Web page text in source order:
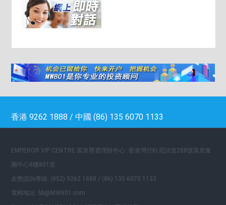
香港 9262 1888 / 中國 (86) 135 6070 1133
EMPEROR VIP CENTRE 英皇尊貴理財中心: 香港灣仔軒尼詩道288號英皇集
團中心8樓801室
走勢諮詢專線: (852) 9262 1888 / (86) 135 6070 1133
電郵地址: bb@MW801.com